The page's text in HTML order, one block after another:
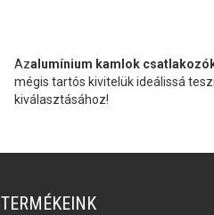
Azalumínium kamlok
mégis tartós kivitelük ideálissá
kiválasztásához!
TERMÉKEINK